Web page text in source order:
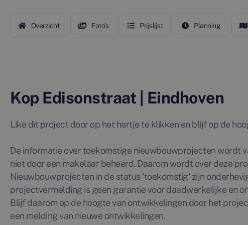
Overzicht Foto's Prijslijst Planning
Kop Edisonstraat | Eindhoven
Like dit project door op het hartje te klikken en blijf op de
De informatie over toekomstige nieuwbouwprojecten wordt
niet door een makelaar beheerd. Daarom wordt over deze
Nieuwbouwprojecten in de status 'toekomstig' zijn
projectvermelding is geen garantie voor daadwerkelijke en
Blijf daarom op de hoogte van ontwikkelingen door het
een melding van nieuwe ontwikkelingen.